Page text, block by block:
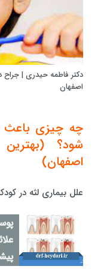
دکتر فاطمه حیدری | جراح
اصفهان
چه چیزی باعث
شود؟
اصفهان)
علل بیماری لثه در